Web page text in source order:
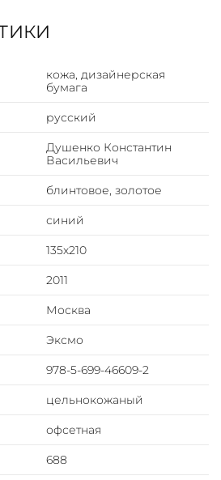
переплете.
ручной работы, украшен
бумаге и дополнен чёрно-
Обрез оформлен
из шёлковой
оригинальной подарочной
и упаковки может
кожа, дизайнерская
бумага
русский
Душенко Константин
Васильевич
блинтовое, золотое
синий
135х210
2011
Москва
Эксмо
978-5-699-46609-2
цельнокожаный
офсетная
688